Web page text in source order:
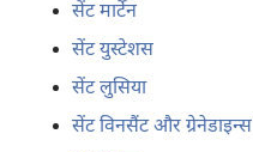
सेंट मार्टेन
सेंट युस्टेशस
सेंट लुसिया
सेंट विनसैंट और ग्रेनेडाइन्स